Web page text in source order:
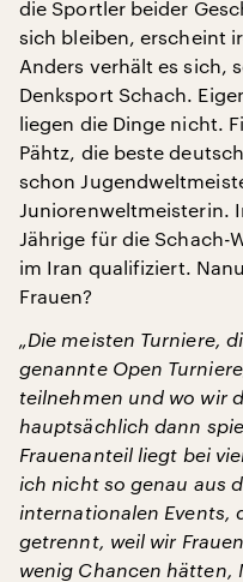
die Sportler beider
sich bleiben, erscheint
Anders verhält es sich,
Denksport Schach.
liegen die Dinge nicht.
Pähtz, die beste
schon
Juniorenweltmeisterin.
Jährige für die Schach-
im Iran qualifiziert.
Frauen?
„Die meisten Turniere,
genannte Open
teilnehmen und wo wir
hauptsächlich dann
Frauenanteil liegt bei
ich nicht so genau aus
internationalen Events,
getrennt, weil wir
wenig Chancen hätten,